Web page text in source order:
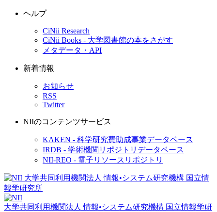
ヘルプ
CiNii Research
CiNii Books - 大学図書館の本をさがす
メタデータ・API
新着情報
お知らせ
RSS
Twitter
NIIのコンテンツサービス
KAKEN - 科学研究費助成事業データベース
IRDB - 学術機関リポジトリデータベース
NII-REO - 電子リソースリポジトリ
大学共同利用機関法人 情報•システム研究機構 国立情報学研